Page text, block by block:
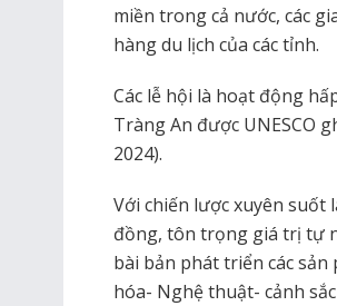
miền trong cả nước, các
hàng du lịch của các tỉnh.
Các lễ hội là hoạt động
Tràng An được UNESCO
2024).
Với chiến lược xuyên suốt
đồng, tôn trọng giá trị tự
bài bản phát triển các sản
hóa- Nghệ thuật- cảnh